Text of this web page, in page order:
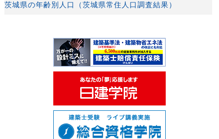
茨城県の年齢別人口（茨城県常住人口調査結果）